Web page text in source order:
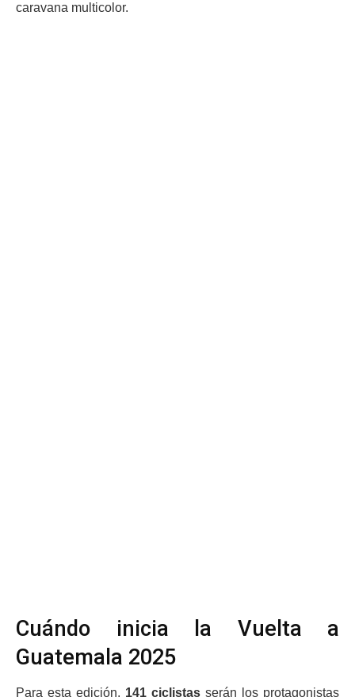
caravana multicolor.
Cuándo inicia la Vuelta a
Guatemala 2025
Para esta edición, 141 ciclistas serán los protagonistas